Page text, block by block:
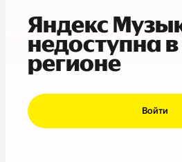
Яндекс
недоступна
регионе
Войти